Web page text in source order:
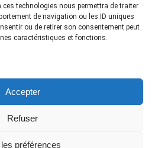
ces technologies nous permettra de traiter
de navigation ou les ID uniques
ou de retirer son consentement peut
caractéristiques et fonctions.
Accepter
Refuser
préférences
- ZA les acacias 3 - 85430 La
des Landes
artisanale engagée
/